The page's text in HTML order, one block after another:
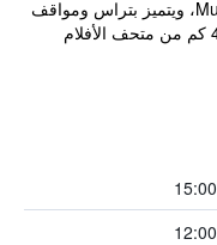
أشافنبورغ، على بعد 44 كم من Museumsufer، ويتميز بتراس ومواقف
خاصة للسيارات وبار. يقع الفندق على بُعد 45 كم من متحف الأفلام
15:00
12:00